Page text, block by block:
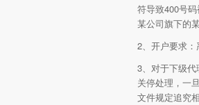
符导致400号
某公司旗下的
2、开户要求
3、对于下级
关停处理，一
文件规定追究